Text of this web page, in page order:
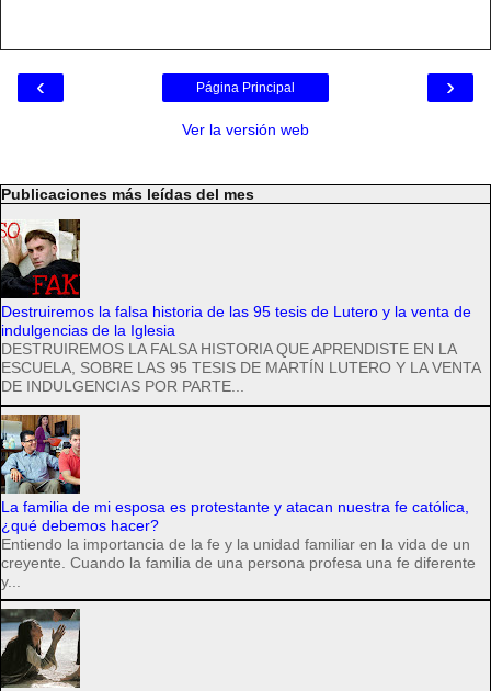
‹ ›
Página Principal
Ver la versión web
Publicaciones más leídas del mes
Destruiremos la falsa historia de las 95 tesis de Lutero y la venta de
indulgencias de la Iglesia
DESTRUIREMOS LA FALSA HISTORIA QUE APRENDISTE EN LA
ESCUELA, SOBRE LAS 95 TESIS DE MARTÍN LUTERO Y LA VENTA
DE INDULGENCIAS POR PARTE...
La familia de mi esposa es protestante y atacan nuestra fe católica,
¿qué debemos hacer?
Entiendo la importancia de la fe y la unidad familiar en la vida de un
creyente. Cuando la familia de una persona profesa una fe diferente
y...